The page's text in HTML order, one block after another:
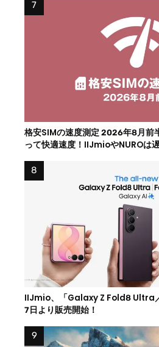
格安SIMの速度測定 2026年8月
って快適速度！IIJmioやNUROは
IIJmio、「Galaxy Z Fold8 Ultra
7日より販売開始！